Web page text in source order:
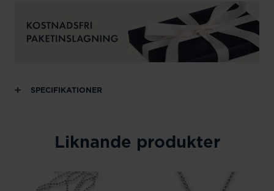
SPECIFIKATIONER
Liknande produkter